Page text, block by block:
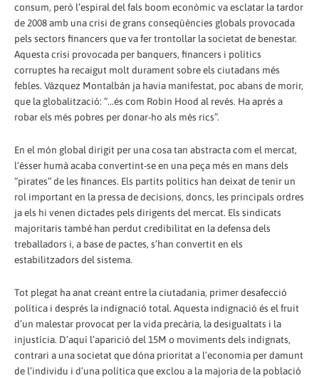
consum, però l’espiral del fals boom econòmic va esclatar la tardor
de 2008 amb una crisi de grans conseqüències globals provocada
pels sectors financers que va fer trontollar la societat de benestar.
Aquesta crisi provocada per banquers, financers i polítics
corruptes ha recaigut molt durament sobre els ciutadans més
febles. Vázquez Montalbán ja havia manifestat, poc abans de morir,
que la globalització: “...és com Robin Hood al revés. Ha aprés a
robar els més pobres per donar-ho als més rics”.
En el món global dirigit per una cosa tan abstracta com el mercat,
l’ésser humà acaba convertint-se en una peça més en mans dels
“pirates” de les finances. Els partits polítics han deixat de tenir un
rol important en la pressa de decisions, doncs, les principals ordres
ja els hi venen dictades pels dirigents del mercat. Els sindicats
majoritaris també han perdut credibilitat en la defensa dels
treballadors i, a base de pactes, s’han convertit en els
estabilitzadors del sistema.
Tot plegat ha anat creant entre la ciutadania, primer desafecció
política i després la indignació total. Aquesta indignació és el fruit
d’un malestar provocat per la vida precària, la desigualtats i la
injustícia. D’aquí l’aparició del 15M o moviments dels indignats,
contrari a una societat que dóna prioritat a l’economia per damunt
de l’individu i d’una política que exclou a la majoria de la població